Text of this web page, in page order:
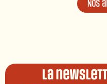
Nos
La